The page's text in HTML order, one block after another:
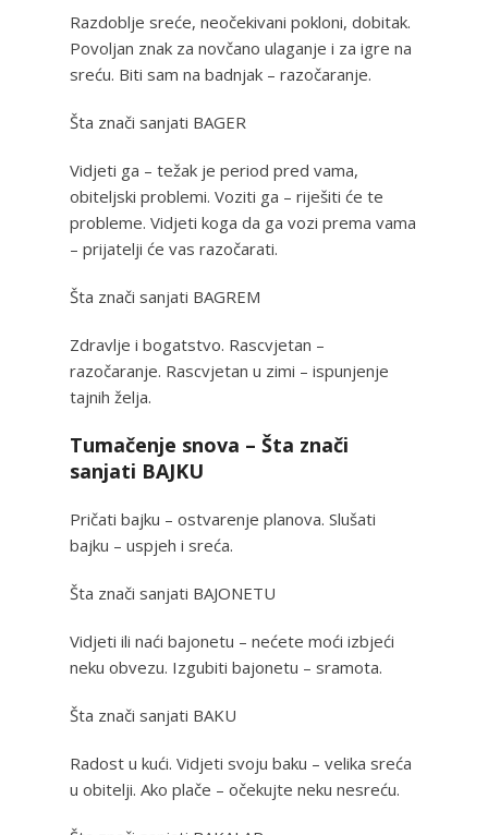
Razdoblje sreće, neočekivani pokloni, dobitak.
Povoljan znak za novčano ulaganje i za igre na
sreću. Biti sam na badnjak – razočaranje.
Šta znači sanjati BAGER
Vidjeti ga – težak je period pred vama,
obiteljski problemi. Voziti ga – riješiti će te
probleme. Vidjeti koga da ga vozi prema vama
– prijatelji će vas razočarati.
Šta znači sanjati BAGREM
Zdravlje i bogatstvo. Rascvjetan –
razočaranje. Rascvjetan u zimi – ispunjenje
tajnih želja.
Tumačenje snova – Šta znači
sanjati BAJKU
Pričati bajku – ostvarenje planova. Slušati
bajku – uspjeh i sreća.
Šta znači sanjati BAJONETU
Vidjeti ili naći bajonetu – nećete moći izbjeći
neku obvezu. Izgubiti bajonetu – sramota.
Šta znači sanjati BAKU
Radost u kući. Vidjeti svoju baku – velika sreća
u obitelji. Ako plače – očekujte neku nesreću.